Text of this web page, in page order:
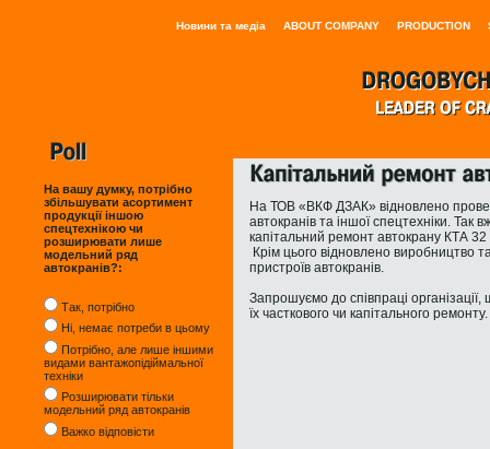
Новини та медіа ABOUT COMPANY PRODUCTION
На вашу думку, потрібно
збільшувати асортимент
продукції іншою
спецтехнікою чи
розширювати лише
модельний ряд
автокранів?:
Так, потрібно
Ні, немає потреби в цьому
Потрібно, але лише іншими
видами вантажопідіймальної
техніки
Розширювати тільки
модельний ряд автокранів
Важко відповісти
На ТОВ «ВКФ ДЗАК» відновлено
автокранів та іншої спецтехніки. Так
капітальний ремонт автокрану КТА 32
Крім цього відновлено виробництво
пристроїв автокранів.
Запрошуємо до співпраці
їх часткового чи капітального ремонту.